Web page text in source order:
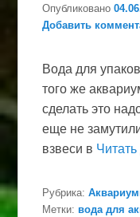
Опубликовано
Добавить
Вода для
того же
сделать это
еще не
взвеси в
Рубрика:
Метки: вода для